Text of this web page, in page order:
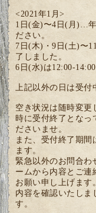
<2021年1月>
1日(金)〜4日(月)…
ださい。
7日(木)・9日(土)〜
了しました。
6日(水)は12:00-
上記以外の日は受付
空き状況は随時変更
時に受付終了となっ
ださいませ。
また、受付終了期間
ます。
緊急以外のお問合わ
ームから内容とご連
お願い申し上げます
内容を確認いたしま
す。